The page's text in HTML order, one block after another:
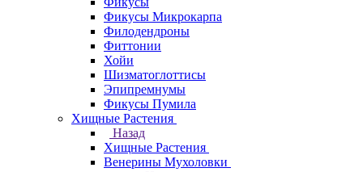
Фикусы Микрокарпа
Филодендроны
Фиттонии
Хойи
Шизматоглоттисы
Эпипремнумы
Фикусы Пумила
Хищные Растения
Назад
Хищные Растения
Венерины Мухоловки